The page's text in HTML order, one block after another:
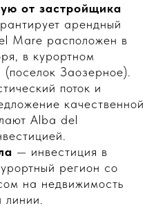
от застройщика
арендный
Mare расположен в
в курортном
(поселок Заозерное).
поток и
качественной
Alba del
— инвестиция в
регион со
на недвижимость